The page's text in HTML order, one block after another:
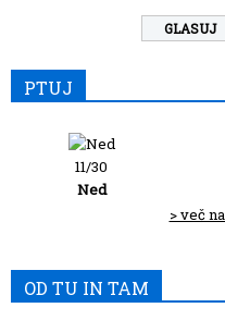
PTUJ
11/30
Ned
> več
OD TU IN TAM